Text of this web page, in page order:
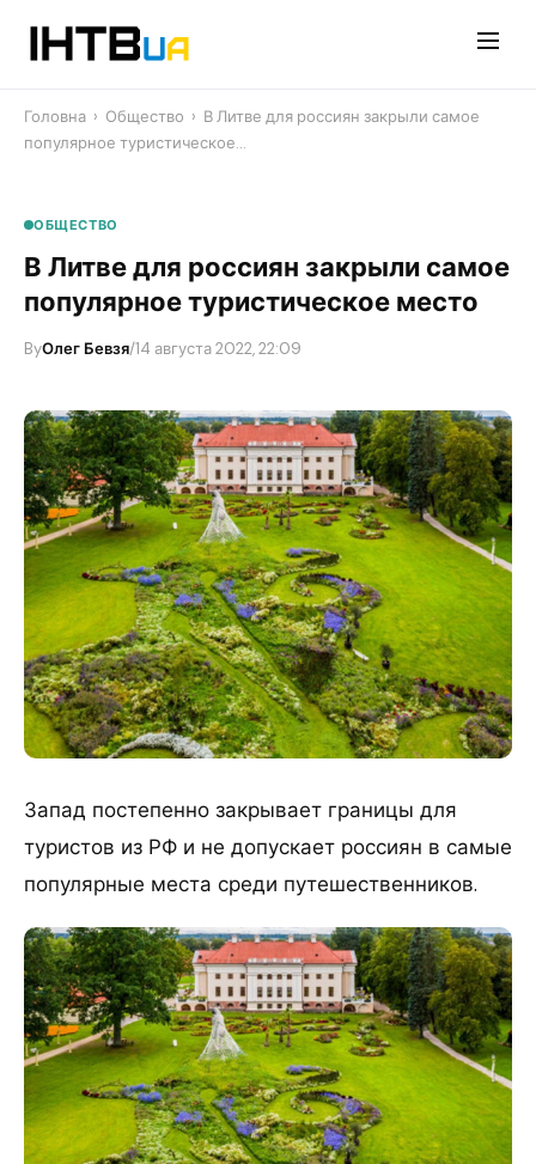
Головна › Общество › В Литве для россиян закрыли самое
популярное туристическое…
ОБЩЕСТВО
В Литве для россиян закрыли самое
популярное туристическое место
ByОлег Бевзя/14 августа 2022, 22:09
Запад постепенно закрывает границы для
туристов из РФ и не допускает россиян в самые
популярные места среди путешественников.